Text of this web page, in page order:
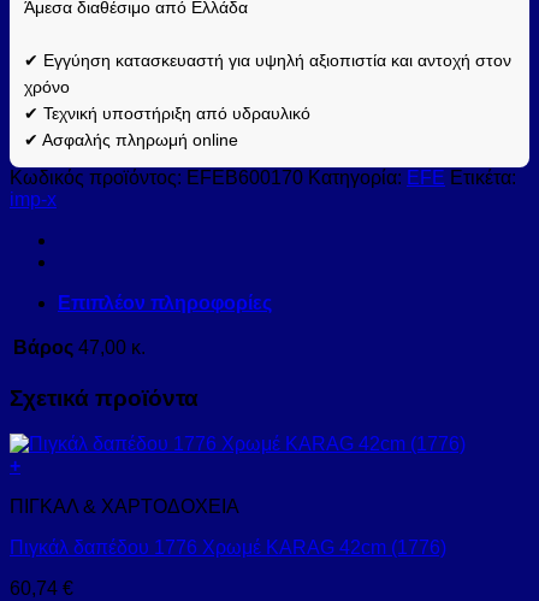
Άμεσα διαθέσιμο από Ελλάδα
✔ Εγγύηση κατασκευαστή για υψηλή αξιοπιστία και αντοχή στον
χρόνο
✔ Τεχνική υποστήριξη από υδραυλικό
✔ Ασφαλής πληρωμή online
Κωδικός προϊόντος: EFEB600170 Κατηγορία: EFE Ετικέτα:
imp-x
Επιπλέον πληροφορίες
Βάρος 47,00 κ.
Σχετικά προϊόντα
+
ΠΙΓΚΑΛ & ΧΑΡΤΟΔΟΧΕΙΑ
Πιγκάλ δαπέδου 1776 Χρωμέ KARAG 42cm (1776)
60,74 €